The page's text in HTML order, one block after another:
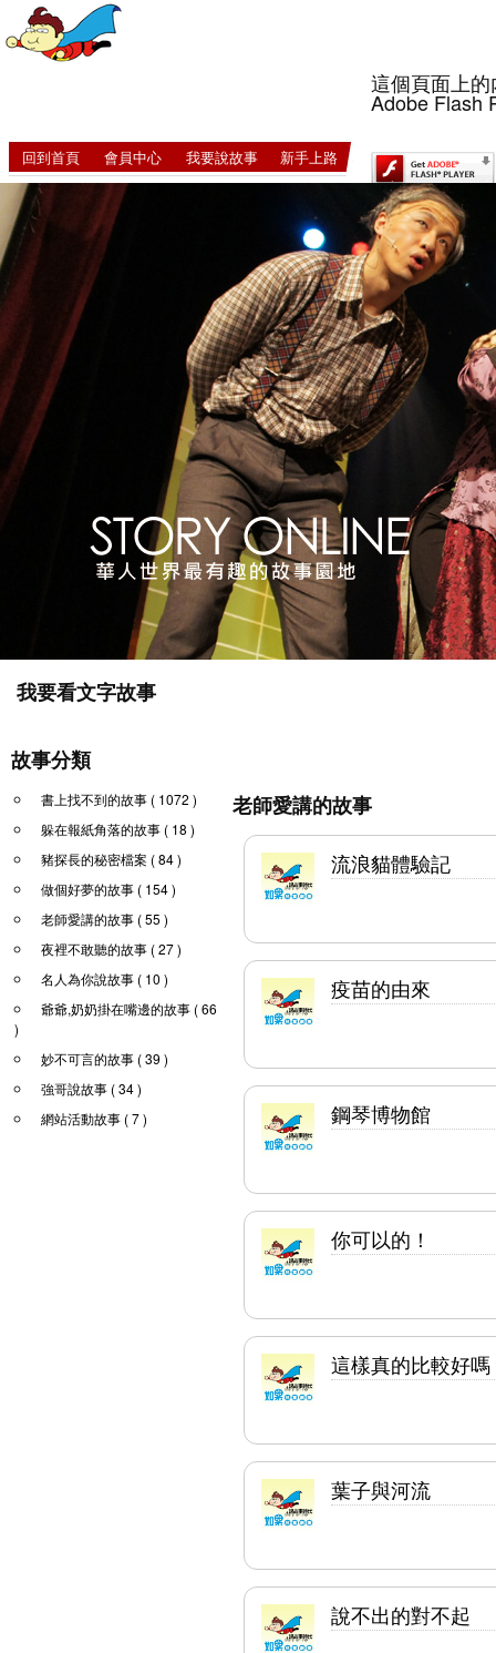
這個頁面上
Adobe Flash
回到首頁 會員中心 我要說故事 新手上路
我要看文字故事
故事分類
書上找不到的故事 ( 1072 )
躲在報紙角落的故事 ( 18 )
豬探長的秘密檔案 ( 84 )
做個好夢的故事 ( 154 )
老師愛講的故事 ( 55 )
夜裡不敢聽的故事 ( 27 )
名人為你說故事 ( 10 )
爺爺,奶奶掛在嘴邊的故事 ( 66
)
妙不可言的故事 ( 39 )
強哥說故事 ( 34 )
網站活動故事 ( 7 )
老師愛講的故事
流浪貓體驗記
疫苗的由來
鋼琴博物館
你可以的！
這樣真的比較好嗎
葉子與河流
說不出的對不起